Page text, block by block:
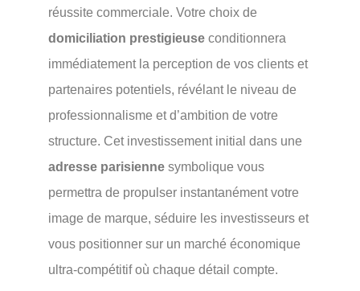
réussite commerciale. Votre choix de
domiciliation prestigieuse conditionnera
immédiatement la perception de vos clients et
partenaires potentiels, révélant le niveau de
professionnalisme et d’ambition de votre
structure. Cet investissement initial dans une
adresse parisienne symbolique vous
permettra de propulser instantanément votre
image de marque, séduire les investisseurs et
vous positionner sur un marché économique
ultra-compétitif où chaque détail compte.